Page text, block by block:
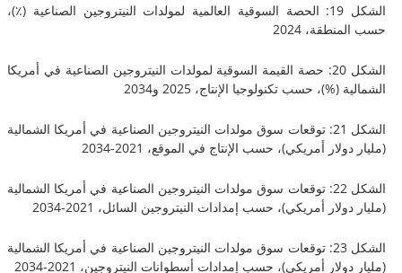
الشكل 19: الحصة السوقية العالمية لمولدات النيتروجين الصناعية (٪)،
2024
الشكل 20: حصة القيمة السوقية لمولدات النيتروجين الصناعية في أمريكا
حسب تكنولوجيا الإنتاج، 2025 و2034
الشكل 21: توقعات سوق مولدات النيتروجين الصناعية في أمريكا الشمالية
أمريكي)، حسب الإنتاج في الموقع، 2021-2034
الشكل 22: توقعات سوق مولدات النيتروجين الصناعية في أمريكا الشمالية
أمريكي)، حسب إمدادات النيتروجين السائل، 2021-2034
الشكل 23: توقعات سوق مولدات النيتروجين الصناعية في أمريكا الشمالية
أمريكي)، حسب إمدادات أسطوانات النيتروجين، 2021-2034